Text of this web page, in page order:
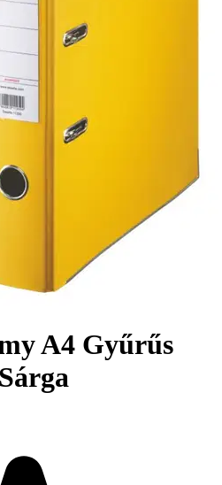
A4 Gyűrűs